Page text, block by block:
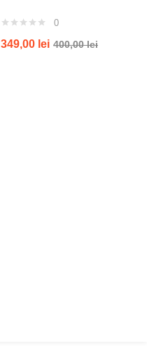
0
349,00 lei 400,00lei